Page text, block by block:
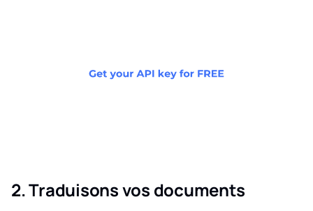
2. Traduisons vos documents